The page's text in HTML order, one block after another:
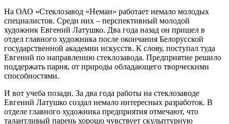
На ОАО «Стеклозавод «Неман» работает немало молодых
специалистов. Среди них – перспективный молодой
художник Евгений Латушко. Два года назад он пришел в
отдел главного художника после окончания Белорусской
государственной академии искусств. К слову, поступал туда
Евгений по направлению стеклозавода. Предприятие решило
поддержать парня, от природы обладающего творческими
способностями.
И вот учеба позади. За два года работы на стеклозаводе
Евгений Латушко создал немало интересных разработок. В
отделе главного художника предприятия отмечают, что
талантливый парень хорошо чувствует скульптурную